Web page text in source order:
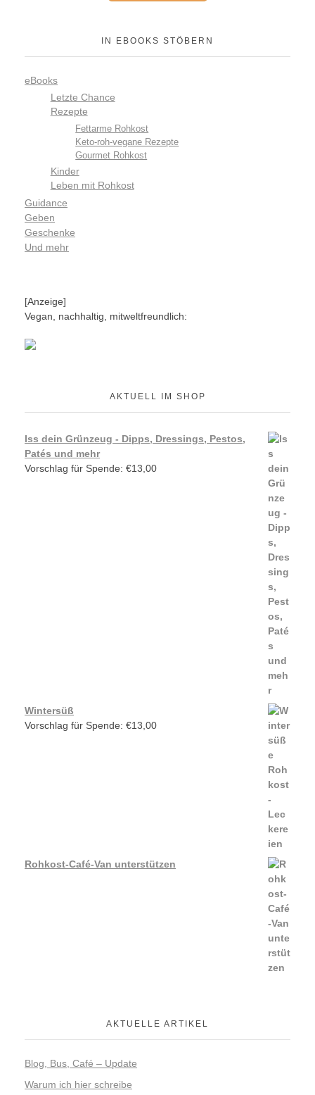
IN EBOOKS STÖBERN
eBooks
Letzte Chance
Rezepte
Fettarme Rohkost
Keto-roh-vegane Rezepte
Gourmet Rohkost
Kinder
Leben mit Rohkost
Guidance
Geben
Geschenke
Und mehr
[Anzeige]
Vegan, nachhaltig, mitweltfreundlich:
AKTUELL IM SHOP
Iss dein Grünzeug - Dipps, Dressings, Pestos,
Patés und mehr
Vorschlag für Spende: €13,00
Wintersüß
Vorschlag für Spende: €13,00
Rohkost-Café-Van unterstützen
AKTUELLE ARTIKEL
Blog, Bus, Café – Update
Warum ich hier schreibe